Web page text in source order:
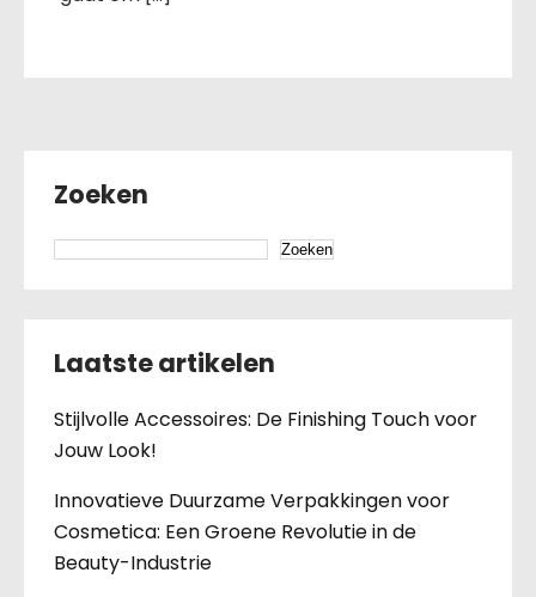
Zoeken
Zoeken
Laatste artikelen
Stijlvolle Accessoires: De Finishing Touch voor
Jouw Look!
Innovatieve Duurzame Verpakkingen voor
Cosmetica: Een Groene Revolutie in de
Beauty-Industrie